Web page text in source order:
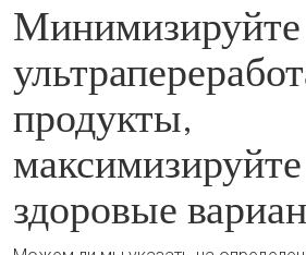
Минимизируйте
продукты,
здоровые